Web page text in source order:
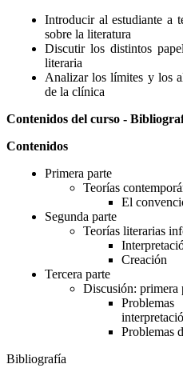
Introducir al estudiante a
sobre la literatura
Discutir los distintos
literaria
Analizar los límites y los
de la clínica
Contenidos del curso -
Contenidos
Primera parte
Teorías
El
Segunda parte
Teorías literarias
Creación
Tercera parte
Discusión: primera
Problemas
Bibliografía